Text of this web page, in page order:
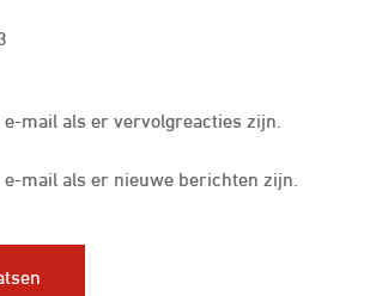
mail als er vervolgreacties zijn.
mail als er nieuwe berichten zijn.